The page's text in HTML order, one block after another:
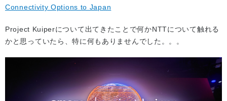
Connectivity Options to Japan
Project Kuiperについて出てきたことで何かNTTについて触れる
かと思っていたら、特に何もありませんでした。。。